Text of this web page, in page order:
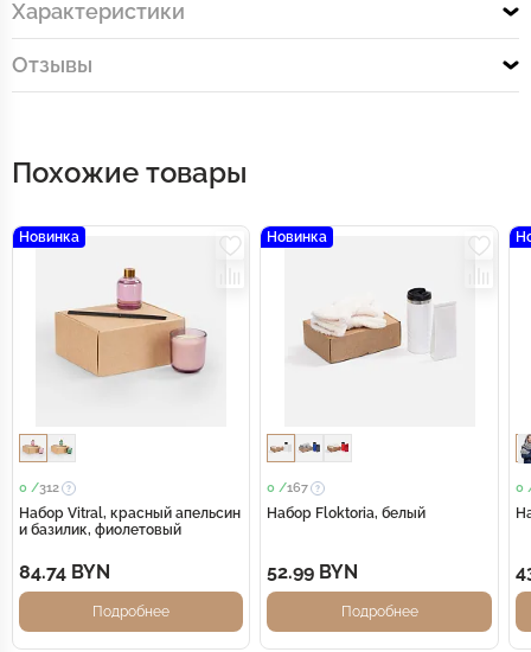
Характеристики
Отзывы
Похожие товары
Новинка
0 /312
Набор Vitral, красный апельсин
и базилик, фиолетовый
84.74 BYN
Подробнее
Новинка
0 /167
Набор Floktoria, белый
52.99 BYN
Подробнее
0